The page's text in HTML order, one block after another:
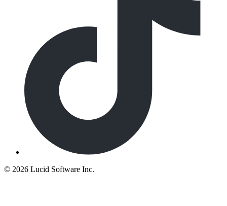
© 2026 Lucid Software Inc.